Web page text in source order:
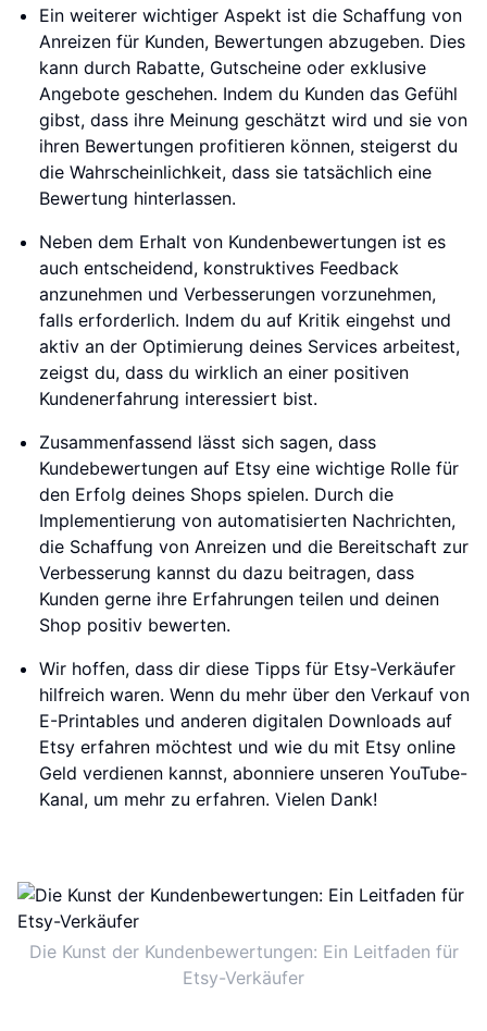
Ein weiterer wichtiger Aspekt ist die Schaffung von
Anreizen für Kunden, Bewertungen abzugeben. Dies
kann durch Rabatte, Gutscheine oder exklusive
Angebote geschehen. Indem du Kunden das Gefühl
gibst, dass ihre Meinung geschätzt wird und sie von
ihren Bewertungen profitieren können, steigerst du
die Wahrscheinlichkeit, dass sie tatsächlich eine
Bewertung hinterlassen.
Neben dem Erhalt von Kundenbewertungen ist es
auch entscheidend, konstruktives Feedback
anzunehmen und Verbesserungen vorzunehmen,
falls erforderlich. Indem du auf Kritik eingehst und
aktiv an der Optimierung deines Services arbeitest,
zeigst du, dass du wirklich an einer positiven
Kundenerfahrung interessiert bist.
Zusammenfassend lässt sich sagen, dass
Kundebewertungen auf Etsy eine wichtige Rolle für
den Erfolg deines Shops spielen. Durch die
Implementierung von automatisierten Nachrichten,
die Schaffung von Anreizen und die Bereitschaft zur
Verbesserung kannst du dazu beitragen, dass
Kunden gerne ihre Erfahrungen teilen und deinen
Shop positiv bewerten.
Wir hoffen, dass dir diese Tipps für Etsy-Verkäufer
hilfreich waren. Wenn du mehr über den Verkauf von
E-Printables und anderen digitalen Downloads auf
Etsy erfahren möchtest und wie du mit Etsy online
Geld verdienen kannst, abonniere unseren YouTube-
Kanal, um mehr zu erfahren. Vielen Dank!
Die Kunst der Kundenbewertungen: Ein Leitfaden für
Etsy-Verkäufer